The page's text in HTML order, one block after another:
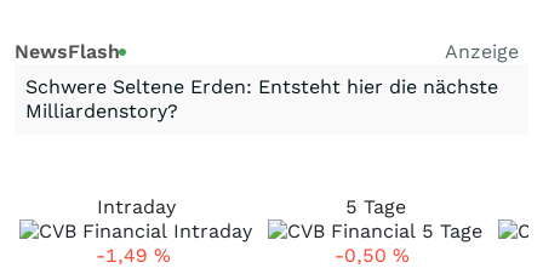
NewsFlash
Anzeige
Schwere Seltene Erden: Entsteht hier die nächste
Milliardenstory?
Intraday
-1,49 %
5 Tage
-0,50 %